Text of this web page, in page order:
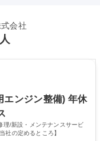
会社
エンジン整備) 年休
理/新設・メンテナンスサービ
社の定めるところ】